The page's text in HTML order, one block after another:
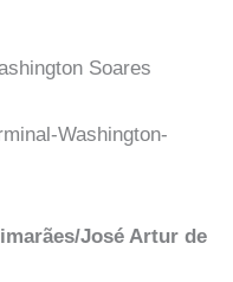
Soares
Washington-
José Artur de